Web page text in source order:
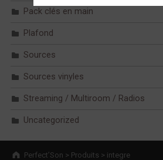
Pack clés en main
Plafond
Sources
Sources vinyles
Streaming / Multiroom / Radios
Uncategorized
Breadcrumbs navigation
Perfect’Son > Produits > integre